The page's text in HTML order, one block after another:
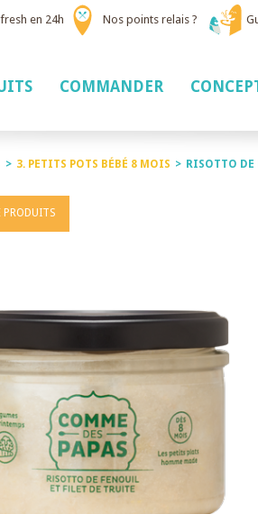
en 24h Nos points relais ?
COMMANDER
> 3. PETITS POTS BÉBÉ 8 MOIS > RISOTTO
PRODUITS